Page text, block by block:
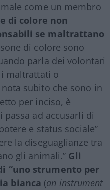
come un membro
di colore non
se maltrattano
di colore sono
parla dei volontari
maltrattati o
subito che sono in
per inciso, è
passa ad accusarli di
e status sociale”
la diseguaglianze tra
gli animali.” Gli
“uno strumento per
bianca (an instrument